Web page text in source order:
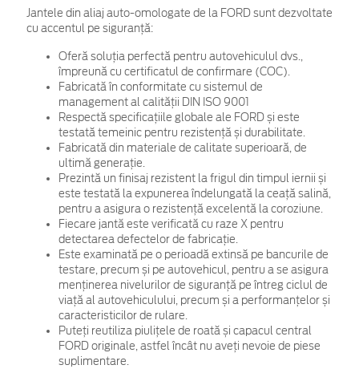
Jantele din aliaj auto-omologate de la FORD sunt dezvoltate
cu accentul pe siguranță:
Oferă soluția perfectă pentru autovehiculul dvs.,
împreună cu certificatul de confirmare (COC).
Fabricată în conformitate cu sistemul de
management al calității DIN ISO 9001
Respectă specificațiile globale ale FORD și este
testată temeinic pentru rezistență și durabilitate.
Fabricată din materiale de calitate superioară, de
ultimă generație.
Prezintă un finisaj rezistent la frigul din timpul iernii și
este testată la expunerea îndelungată la ceață salină,
pentru a asigura o rezistență excelentă la coroziune.
Fiecare jantă este verificată cu raze X pentru
detectarea defectelor de fabricație.
Este examinată pe o perioadă extinsă pe bancurile de
testare, precum și pe autovehicul, pentru a se asigura
menținerea nivelurilor de siguranță pe întreg ciclul de
viață al autovehiculului, precum și a performanțelor și
caracteristicilor de rulare.
Puteți reutiliza piulițele de roată și capacul central
FORD originale, astfel încât nu aveți nevoie de piese
suplimentare.